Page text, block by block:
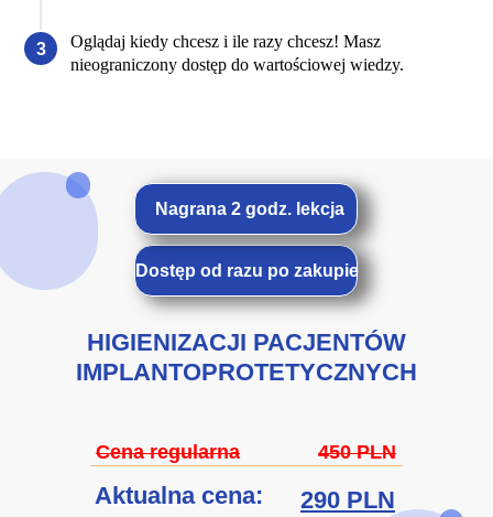
Oglądaj kiedy chcesz i ile razy chcesz! Masz
nieograniczony dostęp do wartościowej wiedzy.
HIGIENIZACJI PACJENTÓW
IMPLANTOPROTETYCZNYCH
Aktualna cena: 290 PLN
Cena regularna 450 PLN
Dostęp od razu po zakupie
Nagrana 2 godz. lekcja